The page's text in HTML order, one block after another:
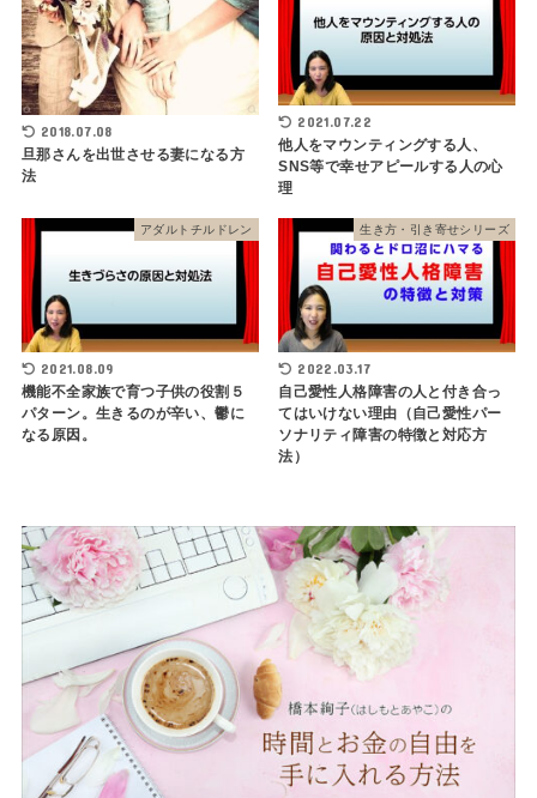
2018.07.08
旦那さんを出世させる妻になる方
法
2021.07.22
他人をマウンティングする人、
SNS等で幸せアピールする人の心
理
アダルトチルドレン
2021.08.09
機能不全家族で育つ子供の役割５
パターン。生きるのが辛い、鬱に
なる原因。
生き方・引き寄せシリーズ
2022.03.17
自己愛性人格障害の人と付き合っ
てはいけない理由（自己愛性パー
ソナリティ障害の特徴と対応方
法）